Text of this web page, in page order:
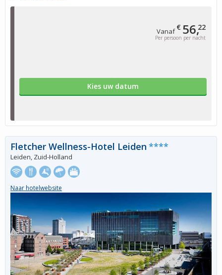
Vanaf€ 56,22
Per persoon per nacht
Kies uw datum
Fletcher Wellness-Hotel Leiden ****
Leiden, Zuid-Holland
Naar hotelwebsite